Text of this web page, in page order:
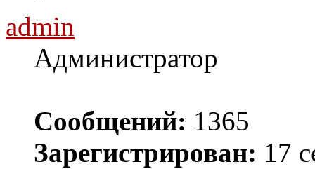
admin
Администратор
Сообщений: 1365
Зарегистрирован: 17